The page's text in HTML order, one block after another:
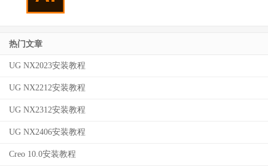
热门文章
UG NX2023安装教程
UG NX2212安装教程
UG NX2312安装教程
UG NX2406安装教程
Creo 10.0安装教程